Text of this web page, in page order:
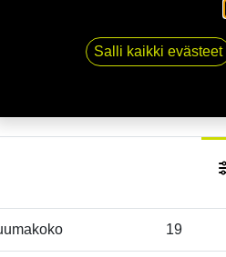
19
Salli kaikki evästeet